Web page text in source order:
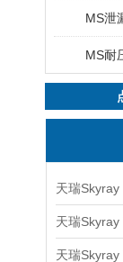
MS泄
MS耐
天瑞
天瑞